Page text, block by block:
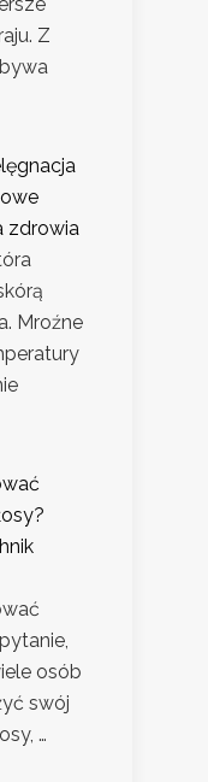
Z
zdrowia
Mroźne
osób
swój
…